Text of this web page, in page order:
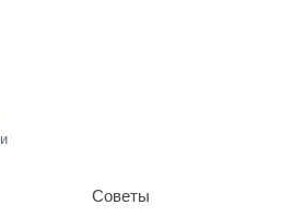
Советы